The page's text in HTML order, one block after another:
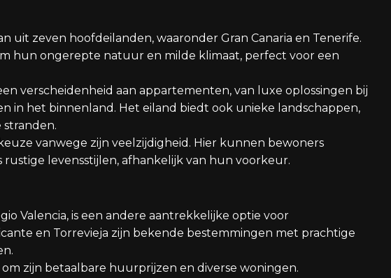
uit zeven hoofdeilanden, waaronder Gran Canaria en Tenerife.
hun ongerepte natuur en milde klimaat, perfect voor een
verscheidenheid aan appartementen, van luxe oplossingen bij
in het binnenland. Het eiland biedt ook unieke landschappen,
vanwege zijn veelzijdigheid. Hier kunnen bewoners
rustige levensstijlen, afhankelijk van hun voorkeur.
Valencia, is een andere aantrekkelijke optie voor
en Torrevieja zijn bekende bestemmingen met prachtige
zijn betaalbare huurprijzen en diverse woningen.